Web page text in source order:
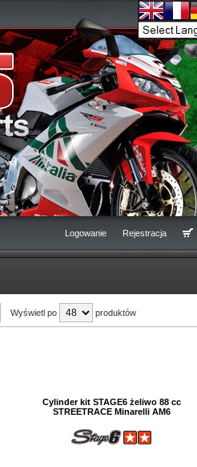
Logowanie Rejestracja
Wyświetl po produktów
Cylinder kit STAGE6 żeliwo 88 cc
STREETRACE Minarelli AM6